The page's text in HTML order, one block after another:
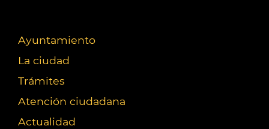
Ayuntamiento
La ciudad
Trámites
Atención ciudadana
Actualidad